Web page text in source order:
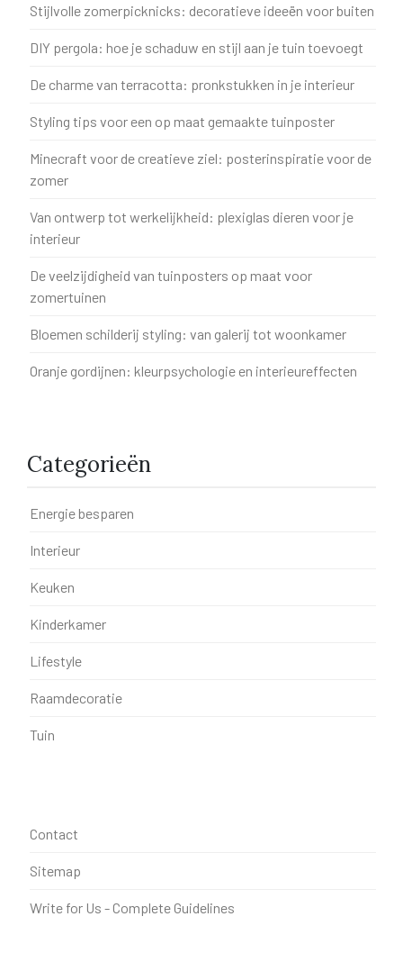
Stijlvolle zomerpicknicks: decoratieve ideeën voor buiten
DIY pergola: hoe je schaduw en stijl aan je tuin toevoegt
De charme van terracotta: pronkstukken in je interieur
Styling tips voor een op maat gemaakte tuinposter
Minecraft voor de creatieve ziel: posterinspiratie voor de
zomer
Van ontwerp tot werkelijkheid: plexiglas dieren voor je
interieur
De veelzijdigheid van tuinposters op maat voor
zomertuinen
Bloemen schilderij styling: van galerij tot woonkamer
Oranje gordijnen: kleurpsychologie en interieureffecten
Categorieën
Energie besparen
Interieur
Keuken
Kinderkamer
Lifestyle
Raamdecoratie
Tuin
Contact
Sitemap
Write for Us - Complete Guidelines